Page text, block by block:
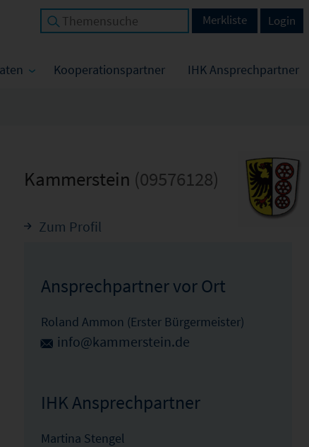
Kooperationspartner IHK Ansprechpartner
Login
Merkliste
Kammerstein (09576128)
Zum Profil
Ansprechpartner vor Ort
Roland Ammon (Erster Bürgermeister)
info@kammerstein.de
IHK Ansprechpartner
Martina Stengel